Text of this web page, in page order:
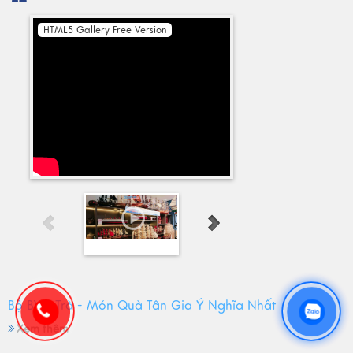
HTML5 Gallery Free Version
Bộ Bình Trà - Món Quà Tân Gia Ý Nghĩa Nhất
Xem thêm